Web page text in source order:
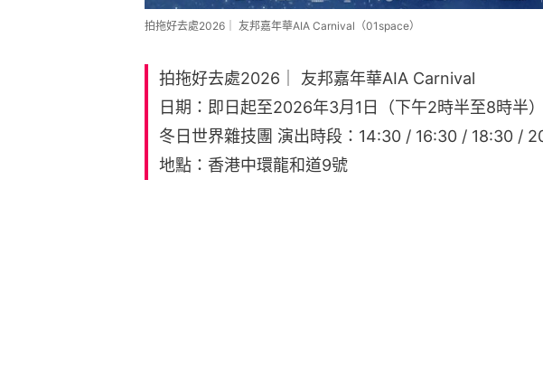
拍拖好去處2026｜ 友邦嘉年華AIA Carnival（01space）
拍拖好去處2026｜ 友邦嘉年華AIA Carnival
日期：即日起至2026年3月1日（下午2時半至8時半）
冬日世界雜技團 演出時段：14:30 / 16:30 / 18:30 /
地點：香港中環龍和道9號